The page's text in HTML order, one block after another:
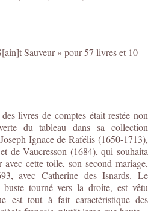
Sauveur » pour 57 livres et 10
livres de comptes était restée non
du tableau dans sa collection
Ignace de Rafélis (1650-1713),
de Vaucresson (1684), qui souhaita
avec cette toile, son second mariage,
avec Catherine des Isnards. Le
buste tourné vers la droite, est vêtu
est tout à fait caractéristique des